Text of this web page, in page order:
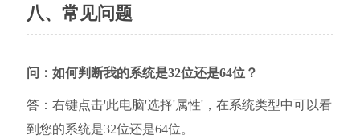
八、常见问题
问：如何判断我的系统是32位还是64位？
答：右键点击'此电脑'选择'属性'，在系统类型中可以看
到您的系统是32位还是64位。